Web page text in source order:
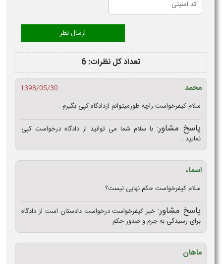
تعداد کل نظرات: 6
محمد
1398/05/30
سلام کیفرخواست راچه طورمیتوانم ازدادگاه کپی بگیرم .
پاسخ مشاور: با سلام شما می توانید از دادگاه درخواست کپی
نمایید .
اسماء
سلام کیفرخواست حکم نهایی نیست؟
پاسخ مشاور: خیر کیفرخواست درخواست دادستان است از دادگاه
برای رسیدگی به جرم و صدور حکم
ماهان